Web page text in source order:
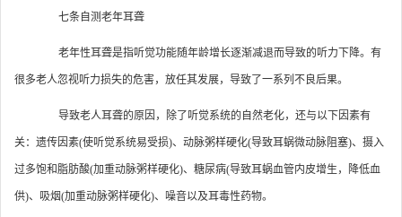
七条自测老年耳聋
老年性耳聋是指听觉功能随年龄增长逐渐减退而导致的听力下降。有
很多老人忽视听力损失的危害，放任其发展，导致了一系列不良后果。
导致老人耳聋的原因，除了听觉系统的自然老化，还与以下因素有
关：遗传因素(使听觉系统易受损)、动脉粥样硬化(导致耳蜗微动脉阻塞)、摄入
过多饱和脂肪酸(加重动脉粥样硬化)、糖尿病(导致耳蜗血管内皮增生，降低血
供)、吸烟(加重动脉粥样硬化)、噪音以及耳毒性药物。